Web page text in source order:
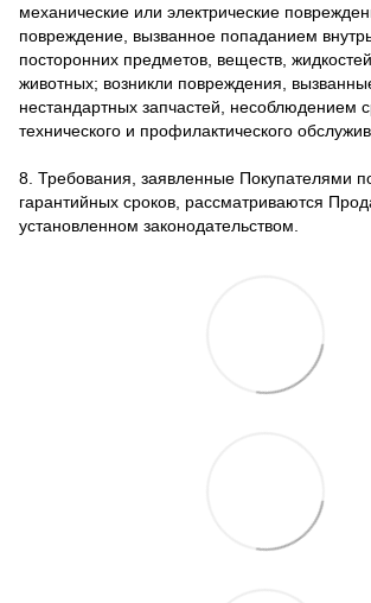
механические или электрические
повреждение, вызванное попаданием
посторонних предметов, веществ,
животных; возникли повреждения,
нестандартных запчастей, несоблюдением
технического и профилактического
8. Требования, заявленные Покупателями
гарантийных сроков, рассматриваются
установленном законодательством.